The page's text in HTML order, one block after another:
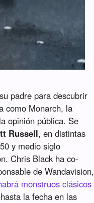
padre para descubrir
como Monarch, la
opinión pública. Se
Russell, en distintas
y medio siglo
Chris Black ha co-
de Wandavision,
monstruos clásicos
la fecha en las